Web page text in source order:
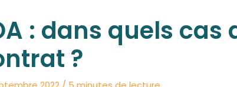
: dans quels
?